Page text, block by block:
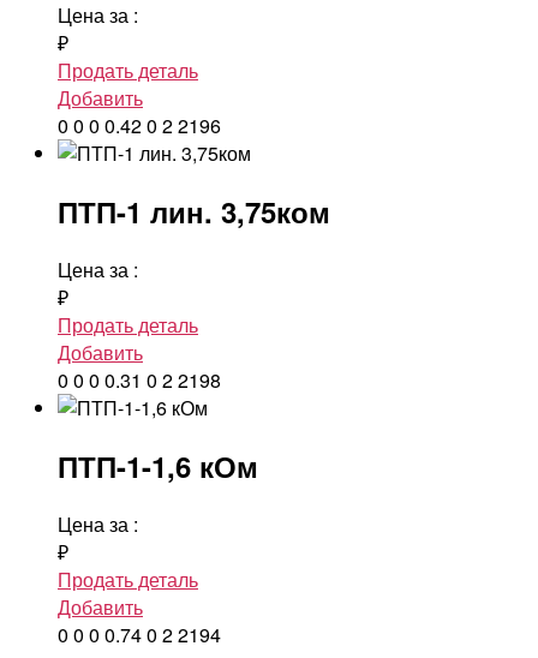
Цена за :
₽
Продать деталь
Добавить
0 0 0 0.420 22196
ПТП-1 лин. 3,75ком
Цена за :
₽
Продать деталь
Добавить
0 0 0 0.31 0 22198
ПТП-1-1,6 кОм
Цена за :
₽
Продать деталь
Добавить
0 0 0 0.740 22194